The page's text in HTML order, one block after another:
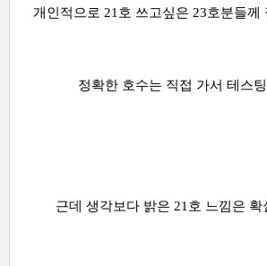
개인적으로 21호 쓰고싶은 23호분들께
정확한 호수는 직접 가서 테스
근데 생각보다 밝은 21호 느낌은 확